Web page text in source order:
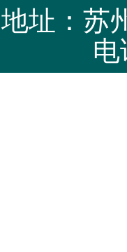
地址：苏
电